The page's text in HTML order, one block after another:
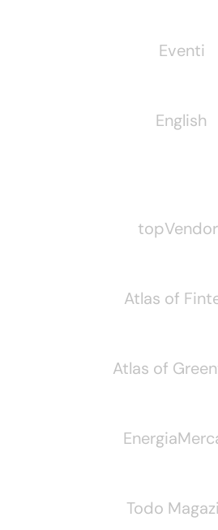
Eventi
English
Atlas of
Atlas of
Todo